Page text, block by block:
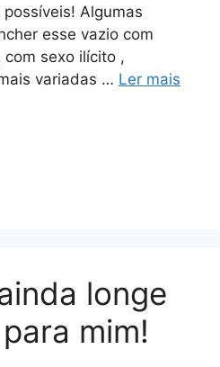
Algumas
esse vazio com
sexo ilícito ,
variadas … Ler mais
longe
mim!